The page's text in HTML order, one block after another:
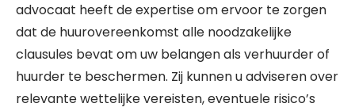
advocaat heeft de expertise om ervoor te zorgen
dat de huurovereenkomst alle noodzakelijke
clausules bevat om uw belangen als verhuurder of
huurder te beschermen. Zij kunnen u adviseren over
relevante wettelijke vereisten, eventuele risico’s